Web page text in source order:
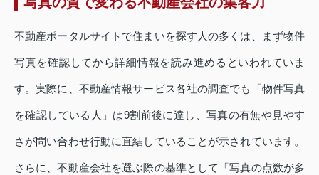
不動産ポータルサイトで住まいを探す人の多くは、まず物件
写真を確認してから詳細情報を読み進めるといわれていま
す。実際に、不動産情報サービス各社の調査でも「物件写真
を確認している人」は9割前後に達し、写真の有無や見やす
さが問い合わせ行動に直結していることが示されています。
さらに、不動産会社を選ぶ際の基準として「写真の点数が多